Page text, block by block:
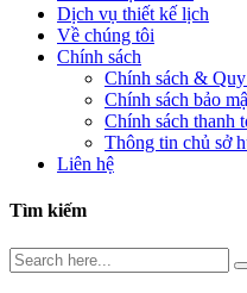
Dịch vụ thiết kế lịch
Về chúng tôi
Chính sách
Chính sách &
Chính sách bảo
Chính sách thanh
Thông tin chủ sở
Liên hệ
Tìm kiếm